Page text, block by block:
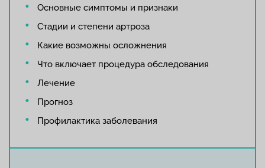
Основные симптомы и признаки
Стадии и степени артроза
Какие возможны осложнения
Что включает процедура обследования
Лечение
Прогноз
Профилактика заболевания